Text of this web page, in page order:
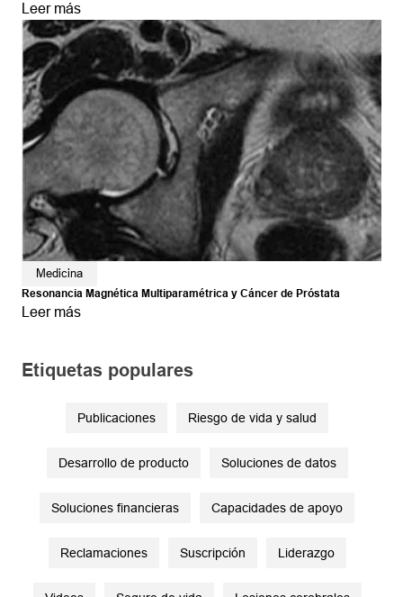
Leer más
Medicina
Resonancia Magnética Multiparamétrica y Cáncer de Próstata
Leer más
Etiquetas populares
Publicaciones Riesgo de vida y salud
Desarrollo de producto Soluciones de datos
Soluciones financieras Capacidades de apoyo
Reclamaciones Suscripción Liderazgo